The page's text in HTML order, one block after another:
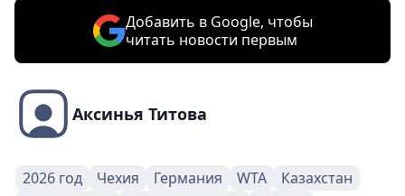
Добавить в Google, чтобы
читать новости первым
Аксинья Титова
2026 год Чехия Германия WTA
Казахстан